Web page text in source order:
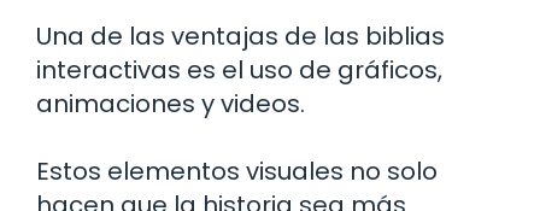
Una de las ventajas de las biblias
interactivas es el uso de gráficos,
animaciones y videos.
Estos elementos visuales no solo